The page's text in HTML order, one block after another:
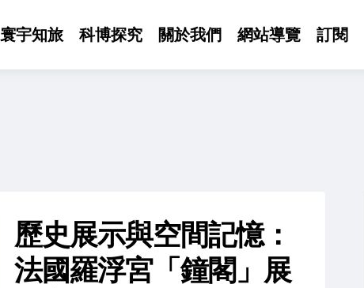
寰宇知旅 科博探究 關於我們 網站導覽 訂閱
歷史展示與空間記憶：
法國羅浮宮「鐘閣」展